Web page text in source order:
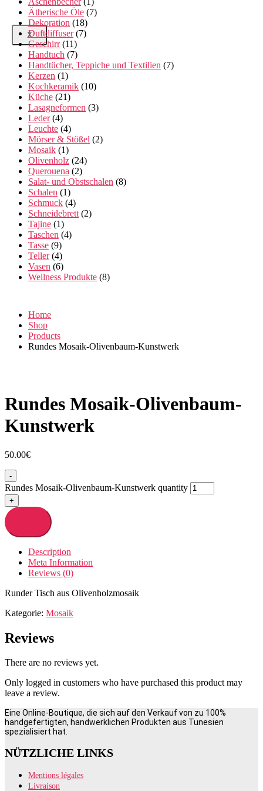
X
Ätherische Öle (7)
Dekoration (18)
Duftdiffuser (7)
Geschirr (11)
Handtuch (7)
Handtücher, Teppiche und Textilien (7)
Kerzen (1)
Kochkeramik (10)
Küche (21)
Lasagneformen (3)
Leder (4)
Leuchte (4)
Mörser & Stößel (2)
Mosaik (1)
Olivenholz (24)
Querouena (2)
Salat- und Obstschalen (8)
Schalen (1)
Schmuck (4)
Schneidebrett (2)
Tajine (1)
Taschen (4)
Tasse (9)
Teller (4)
Vasen (6)
Wellness Produkte (8)
Home
Shop
Products
Rundes Mosaik-Olivenbaum-Kunstwerk
Rundes Mosaik-Olivenbaum-
Kunstwerk
50.00€
-
Rundes Mosaik-Olivenbaum-Kunstwerk quantity
+
Description
Meta Information
Reviews (0)
Runder Tisch aus Olivenholzmosaik
Kategorie: Mosaik
Reviews
There are no reviews yet.
Only logged in customers who have purchased this product may
leave a review.
Eine Online-Boutique, die sich auf den Verkauf von zu 100%
handgefertigten, handwerklichen Produkten aus Tunesien
spezialisiert hat.
NÜTZLICHE LINKS
Mentions légales
Livraison